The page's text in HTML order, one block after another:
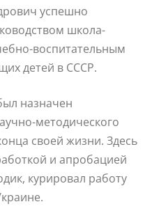
успешно
школа-
воспитательным
детей в СССР.
назначен
методического
своей жизни. Здесь
и апробацией
курировал работу